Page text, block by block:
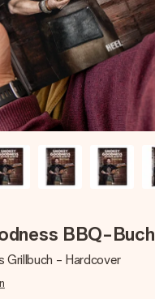
: 8:30 - 17:00 Uhr
: 8:30 - 13:00 Uhr
BBQ-Buch
Grillbuch - Hardcover